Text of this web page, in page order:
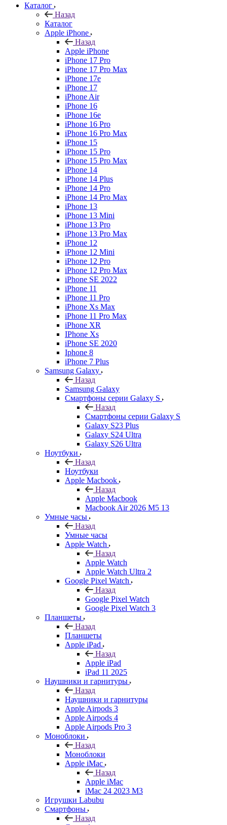
Каталог
Назад
Каталог
Apple iPhone
Назад
Apple iPhone
iPhone 17 Pro
iPhone 17 Pro Max
iPhone 17e
iPhone 17
iPhone Air
iPhone 16
iPhone 16e
iPhone 16 Pro
iPhone 16 Pro Max
iPhone 15
iPhone 15 Pro
iPhone 15 Pro Max
iPhone 14
iPhone 14 Plus
iPhone 14 Pro
iPhone 14 Pro Max
iPhone 13
iPhone 13 Mini
iPhone 13 Pro
iPhone 13 Pro Max
iPhone 12
iPhone 12 Mini
iPhone 12 Pro
iPhone 12 Pro Max
iPhone SE 2022
iPhone 11
iPhone 11 Pro
iPhone Xs Max
iPhone 11 Pro Max
iPhone XR
IPhone Xs
iPhone SE 2020
Iphone 8
iPhone 7 Plus
Samsung Galaxy
Назад
Samsung Galaxy
Смартфоны серии Galaxy S
Назад
Смартфоны серии Galaxy S
Galaxy S23 Plus
Galaxy S24 Ultra
Galaxy S26 Ultra
Ноутбуки
Назад
Ноутбуки
Apple Macbook
Назад
Apple Macbook
Macbook Air 2026 M5 13
Умные часы
Назад
Умные часы
Apple Watch
Назад
Apple Watch
Apple Watch Ultra 2
Google Pixel Watch
Назад
Google Pixel Watch
Google Pixel Watch 3
Планшеты
Назад
Планшеты
Apple iPad
Назад
Apple iPad
iPad 11 2025
Наушники и гарнитуры
Назад
Наушники и гарнитуры
Apple Airpods 3
Apple Airpods 4
Apple Airpods Pro 3
Моноблоки
Назад
Моноблоки
Apple iMac
Назад
Apple iMac
iMac 24 2023 M3
Игрушки Labubu
Смартфоны
Назад